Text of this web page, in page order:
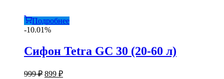
Подробнее
-10.01%
Сифон Tetra GC 30 (20-60 л)
999₽ Первоначальная
899 ₽Текущая